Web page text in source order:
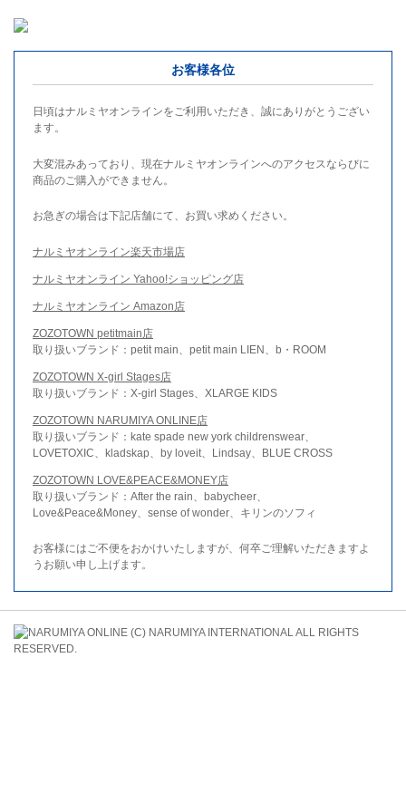
お客様各位
日頃はナルミヤオンラインをご利用いただき、誠にありがとうござい
ます。
大変混みあっており、現在ナルミヤオンラインへのアクセスならびに
商品のご購入ができません。
お急ぎの場合は下記店舗にて、お買い求めください。
ナルミヤオンライン楽天市場店
ナルミヤオンライン Yahoo!ショッピング店
ナルミヤオンライン Amazon店
ZOZOTOWN petitmain店
取り扱いブランド：petit main、petit main LIEN、b・ROOM
ZOZOTOWN X-girl Stages店
取り扱いブランド：X-girl Stages、XLARGE KIDS
ZOZOTOWN NARUMIYA ONLINE店
取り扱いブランド：kate spade new york childrenswear、
LOVETOXIC、kladskap、by loveit、Lindsay、BLUE CROSS
ZOZOTOWN LOVE&PEACE&MONEY店
取り扱いブランド：After the rain、babycheer、
Love&Peace&Money、sense of wonder、キリンのソフィ
お客様にはご不便をおかけいたしますが、何卒ご理解いただきますよ
うお願い申し上げます。